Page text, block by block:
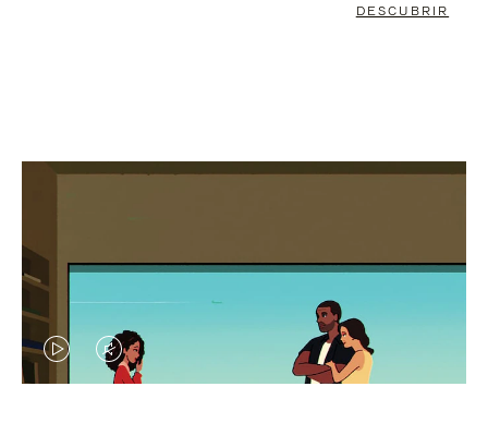
DESCUBRIR
EL
EL